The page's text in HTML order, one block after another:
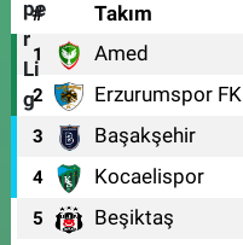
# Takım
1 Amed
2 Erzurumspor FK
3 Başakşehir
4 Kocaelispor
5 Beşiktaş